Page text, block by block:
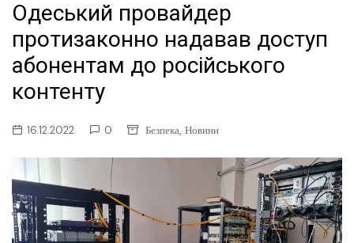
Одеський провайдер
протизаконно надавав доступ
абонентам до російського
контенту
16.12.2022 0 Безпека, Новини